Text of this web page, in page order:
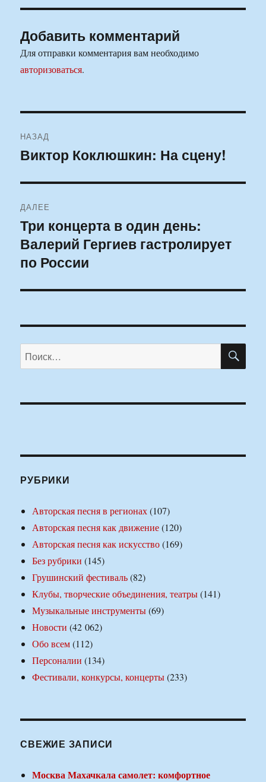
Добавить комментарий
Для отправки комментария вам необходимо
авторизоваться.
по
НАЗАД
Предыдущая
Виктор Коклюшкин: На сцену!
ДАЛЕЕ
Следующая
запись:
Три концерта в один день:
Валерий Гергиев гастролирует
по России
Искать:
РУБРИКИ
Авторская песня в регионах(107)
Авторская песня как движение(120)
Авторская песня как искусство(169)
Без рубрики (145)
Грушинский фестиваль(82)
Клубы, творческие объединения, театры(141)
Музыкальные инструменты(69)
Новости (42 062)
Обо всем(112)
Персоналии (134)
Фестивали, конкурсы, концерты(233)
СВЕЖИЕ ЗАПИСИ
Москва Махачкала самолет: комфортное